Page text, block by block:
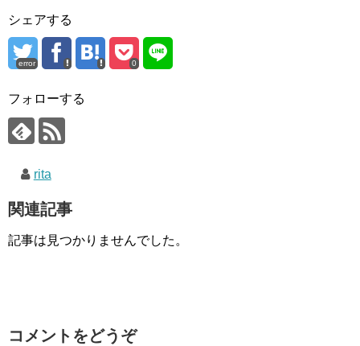
シェアする
error 0
フォローする
rita
関連記事
記事は見つかりませんでした。
コメントをどうぞ